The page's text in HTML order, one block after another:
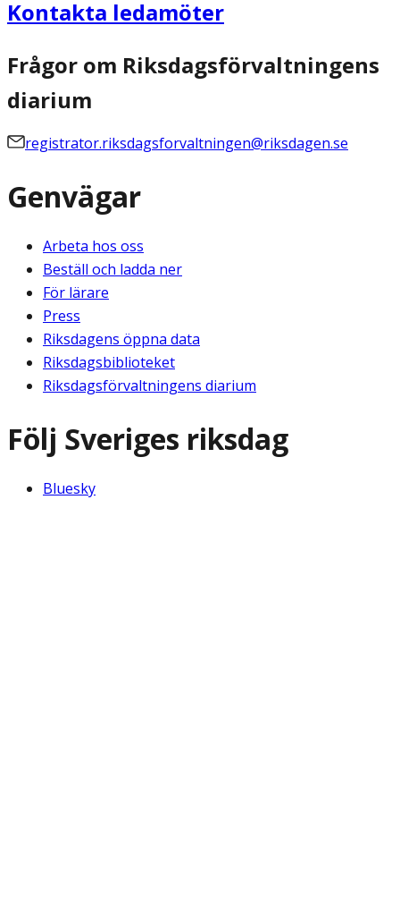
Kontakta ledamöter
Frågor om Riksdagsförvaltningens
diarium
registrator.riksdagsforvaltningen@riksdagen.se
Genvägar
Arbeta hos oss
Beställ och ladda ner
För lärare
Press
Riksdagens öppna data
Riksdagsbiblioteket
Riksdagsförvaltningens diarium
Följ Sveriges riksdag
Bluesky